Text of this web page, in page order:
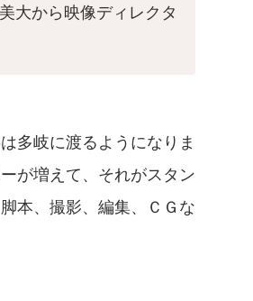
大から映像ディレクタ
多岐に渡るようになりま
が増えて、それがスタン
本、撮影、編集、ＣＧな